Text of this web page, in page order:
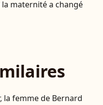
maternité a changé
la femme de Bernard